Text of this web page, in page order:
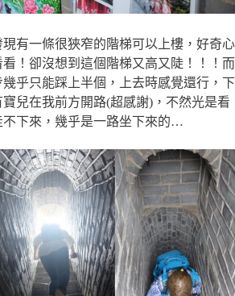
有一條很狹窄的階梯可以上樓，好奇心
！卻沒想到這個階梯又高又陡！！！而
幾乎只能踩上半個，上去時感覺還行，下
兒在我前方開路(超感謝)，不然光是看
不下來，幾乎是一路坐下來的…